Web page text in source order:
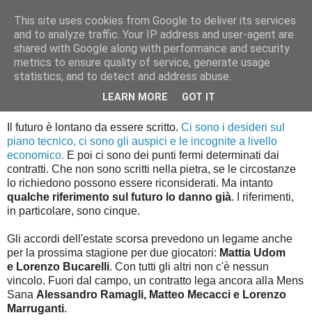
Palla al cerchio
martedì 17 maggio 2016
Il futuro è lontano da essere scritto. Ci sono i desideri sul
piano tecnico, ci sono gli auspici e le incognite a livello
economico. E poi ci sono dei punti fermi determinati dai
contratti. Che non sono scritti nella pietra, se le circostanze
lo richiedono possono essere riconsiderati. Ma intanto
qualche riferimento sul futuro lo danno già. I riferimenti,
in particolare, sono cinque.
Gli accordi dell'estate scorsa prevedono un legame anche
per la prossima stagione per due giocatori: Mattia Udom
e Lorenzo Bucarelli. Con tutti gli altri non c'è nessun
vincolo. Fuori dal campo, un contratto lega ancora alla Mens
Sana Alessandro Ramagli, Matteo Mecacci e Lorenzo
Marruganti.
This site uses cookies from Google to deliver its services
and to analyze traffic. Your IP address and user-agent are
shared with Google along with performance and security
metrics to ensure quality of service, generate usage
statistics, and to detect and address abuse.
LEARN MORE GOT IT